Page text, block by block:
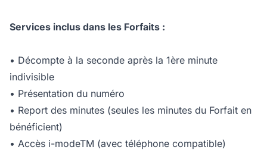
Services inclus dans les Forfaits :
• Décompte à la seconde après la 1ère minute
indivisible
• Présentation du numéro
• Report des minutes (seules les minutes du Forfait en
bénéficient)
• Accès i-modeTM (avec téléphone compatible)